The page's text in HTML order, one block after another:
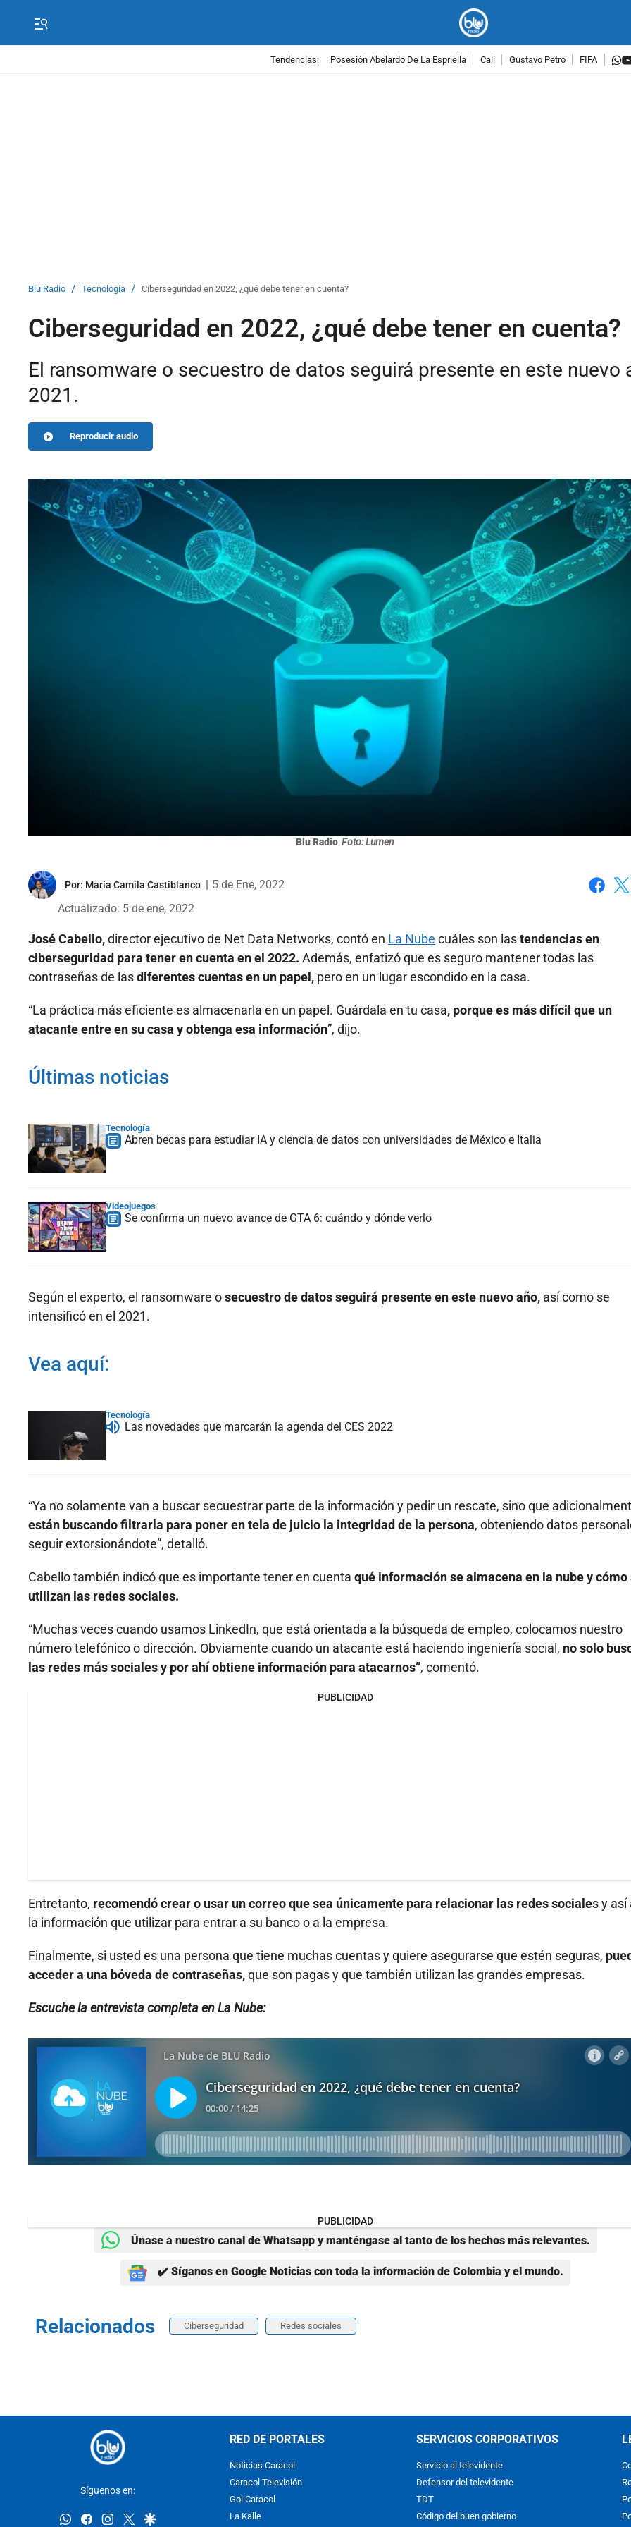
Tendencias: Posesión Abelardo De La Espriella Cali Gustavo Petro FIFA
Blu Radio / Tecnología / Ciberseguridad en 2022, ¿qué debe tener en cuenta?
Ciberseguridad en 2022, ¿qué debe tener en cuenta?
El ransomware o secuestro de datos seguirá presente en este
2021.
Reproducir audio
Blu Radio Foto: Lumen
Por: María Camila Castiblanco
5 de Ene, 2022
Actualizado: 5 de ene, 2022
José Cabello,director ejecutivo de Net Data Networks, contó en La Nube cuáles son lastendencias en
ciberseguridad para tener en cuenta en el 2022. Además, enfatizó que es seguro mantener todas las
contraseñas de lasdiferentes cuentas en un papel, pero en un lugar escondido en la casa.
“La práctica más eficiente es almacenarla en un papel. Guárdala en tu casa, porque es más difícil que un
atacante entre en su casa y obtenga esa información”, dijo.
Últimas noticias
Tecnología
Abren becas para estudiar IA y ciencia de datos con universidades de México e Italia
Videojuegos
Se confirma un nuevo avance de GTA 6: cuándo y dónde verlo
Según el experto, el ransomware osecuestro de datos seguirá presente en este nuevo año, así como se
intensificó en el 2021.
Vea aquí:
Tecnología
Las novedades que marcarán la agenda del CES 2022
“Ya no solamente van a buscar secuestrar parte de la información y pedir un rescate, sino que
están buscando filtrarla para poner en tela de juicio la integridad de la persona, obteniendo datos
seguir extorsionándote”, detalló.
Cabello también indicó que es importante tener en cuenta qué información se almacena en la nube y cómo
utilizan las redes sociales.
“Muchas veces cuando usamos LinkedIn, que está orientada a la búsqueda de empleo, colocamos nuestro
número telefónico o dirección. Obviamente cuando un atacante está haciendo ingeniería social, no solo
las redes más sociales y por ahí obtiene información para atacarnos”, comentó.
PUBLICIDAD
Entretanto, recomendó crear o usar un correo que sea únicamente para relacionar las redes sociales y así
la información que utilizar para entrar a su banco o a la empresa.
Finalmente, si usted es una persona que tiene muchas cuentas y quiere asegurarse que estén seguras,
acceder a una bóveda de contraseñas,que son pagas y que también utilizan las grandes empresas.
Escuche la entrevista completa en La Nube:
PUBLICIDAD
Únase a nuestro canal de Whatsapp y manténgase al tanto de los hechos más relevantes.
✔️ Síganos en Google Noticias con toda la información de Colombia y el mundo.
Relacionados Ciberseguridad Redes sociales
Síguenos en:
whatsappfacebookinstagram
twittergoogle
RED DE PORTALES
Noticias Caracol
Caracol Televisión
Gol Caracol
La Kalle
SERVICIOS CORPORATIVOS
Servicio al televidente
Defensor del televidente
TDT
Código del buen gobierno